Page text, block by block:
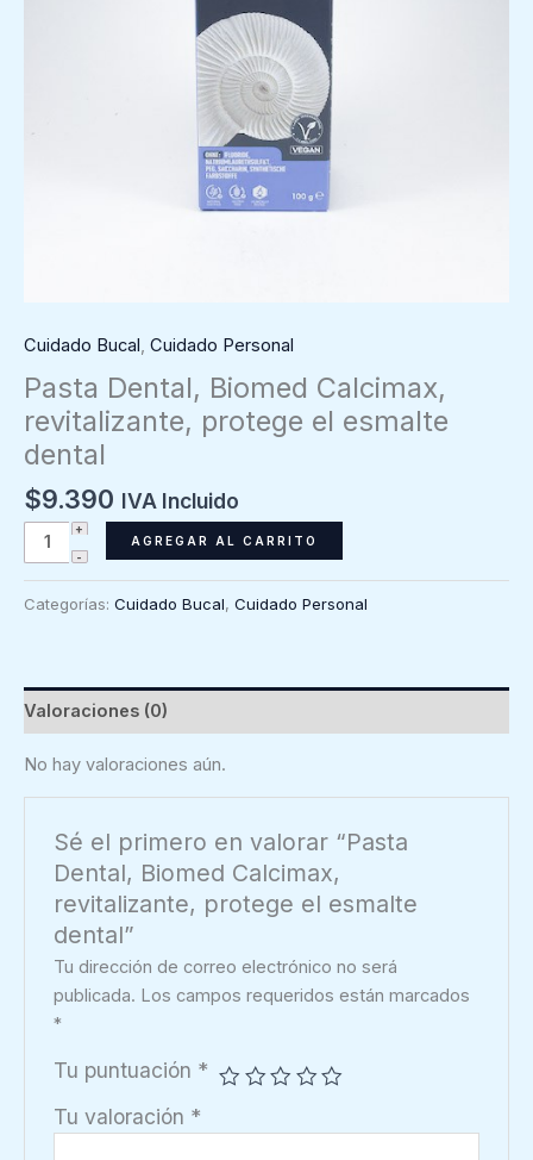
Cuidado Bucal, Cuidado Personal
Pasta Dental, Biomed Calcimax,
revitalizante, protege el esmalte
dental
$9.390 IVA Incluido
Pasta
Dental,
Calcimax,
el
esmalte
dental
cantidad
AGREGAR AL CARRITO
Categorías: Cuidado Bucal, Cuidado Personal
Valoraciones (0)
No hay valoraciones aún.
Sé el primero en valorar “Pasta
Dental, Biomed Calcimax,
revitalizante, protege el esmalte
dental”
Tu dirección de correo electrónico no será
publicada. Los campos requeridos están marcados
*
Tu puntuación *
Tu valoración *